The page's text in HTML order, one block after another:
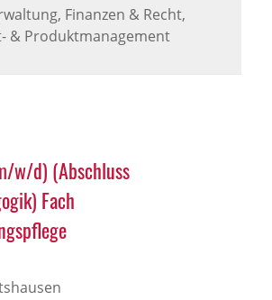
Finanzen & Recht,
& Produktmanagement
w/d) (Abschluss
Fach